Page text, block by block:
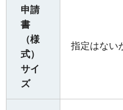
申請
書
（様
式）
サイ
ズ
指定はない